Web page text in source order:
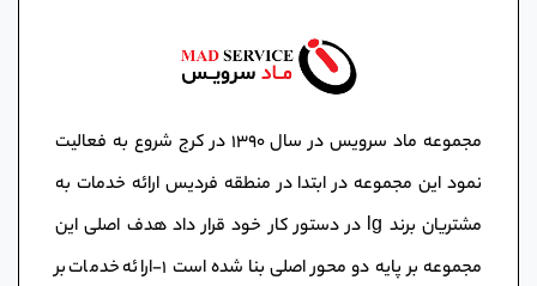
مجموعه ماد سرویس در سال ١٣٩٠ در کرج شروع به فعالیت
نمود این مجموعه در ابتدا در منطقه فردیس ارائه خدمات به
مشتریان برند lg در دستور کار خود قرار داد هدف اصلی این
مجموعه بر پایه دو محور اصلی بنا شده است ١-ارائه خدمات بر